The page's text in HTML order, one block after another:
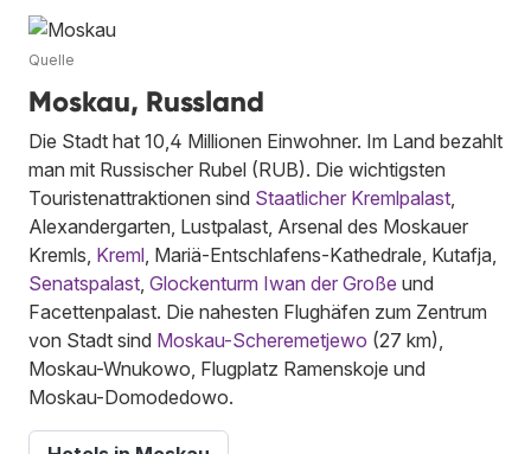
Quelle
Moskau, Russland
Die Stadt hat 10,4 Millionen Einwohner. Im Land bezahlt
man mit Russischer Rubel (RUB). Die wichtigsten
Touristenattraktionen sind Staatlicher Kremlpalast,
Alexandergarten, Lustpalast, Arsenal des Moskauer
Kremls, Kreml, Mariä-Entschlafens-Kathedrale, Kutafja,
Senatspalast, Glockenturm Iwan der Große und
Facettenpalast. Die nahesten Flughäfen zum Zentrum
von Stadt sind Moskau-Scheremetjewo (27 km),
Moskau-Wnukowo, Flugplatz Ramenskoje und
Moskau-Domodedowo.